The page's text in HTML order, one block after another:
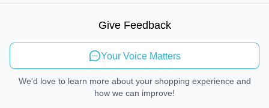
Envoyer des commentaires
Give Feedback
Your Voice Matters
We'd love to learn more about your shopping experience and
how we can improve!